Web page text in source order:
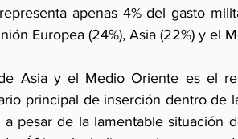
apenas 4% del gasto
Europea (24%), Asia (22%) y el
Asia y el Medio Oriente es el
principal de inserción dentro de
pesar de la lamentable situación